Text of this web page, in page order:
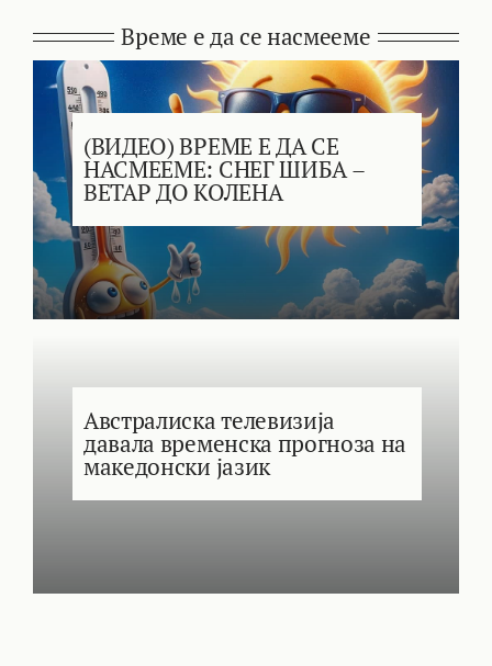
Време е да се насмееме
(ВИДЕО) ВРЕМЕ Е ДА СЕ
НАСМЕЕМЕ: СНЕГ ШИБА –
ВЕТАР ДО КОЛЕНА
Австралиска телевизија
давала временска прогноза на
македонски јазик